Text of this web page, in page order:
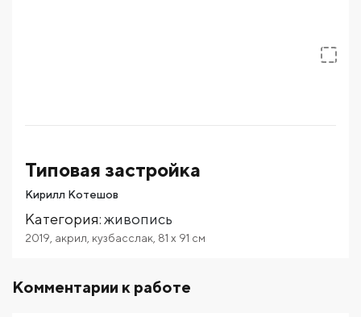
Типовая застройка
Кирилл Котешов
Категория:живопись
2019 акрил кузбасслак 81 x 91 см
Комментарии к работе